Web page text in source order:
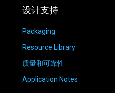
设计支持
Packaging
Resource Library
质量和可靠性
Application Notes